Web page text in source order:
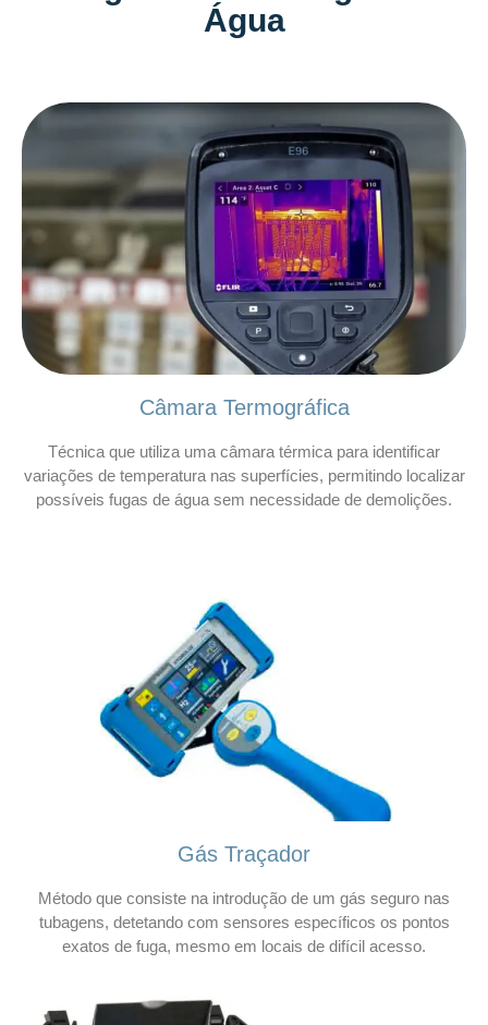
Água
Câmara Termográfica
Técnica que utiliza uma câmara térmica para identificar
variações de temperatura nas superfícies, permitindo localizar
possíveis fugas de água sem necessidade de demolições.
Gás Traçador
Método que consiste na introdução de um gás seguro nas
tubagens, detetando com sensores específicos os pontos
exatos de fuga, mesmo em locais de difícil acesso.